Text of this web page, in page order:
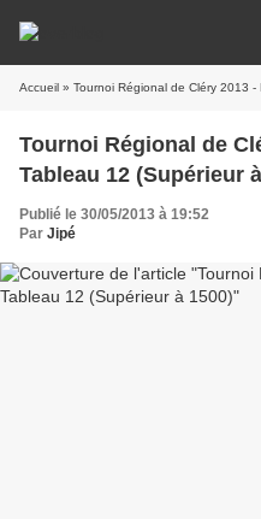
Accueil » Tournoi Régional de Cléry 2013
Tournoi Régional de
Tableau 12 (Supérieur
Publié le 30/05/2013 à 19:52
Par Jipé